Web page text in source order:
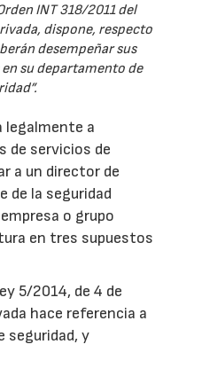
INT 318/2011 del
dispone, respecto
desempeñar sus
su departamento de
legalmente a
de servicios de
a un director de
de la seguridad
o grupo
en tres supuestos
5/2014, de 4 de
hace referencia a
seguridad, y